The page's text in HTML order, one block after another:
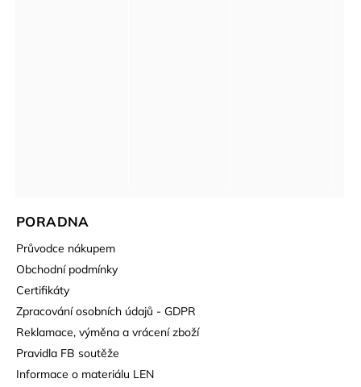
PORADNA
Průvodce nákupem
Obchodní podmínky
Certifikáty
Zpracování osobních údajů - GDPR
Reklamace, výměna a vrácení zboží
Pravidla FB soutěže
Informace o materiálu LEN